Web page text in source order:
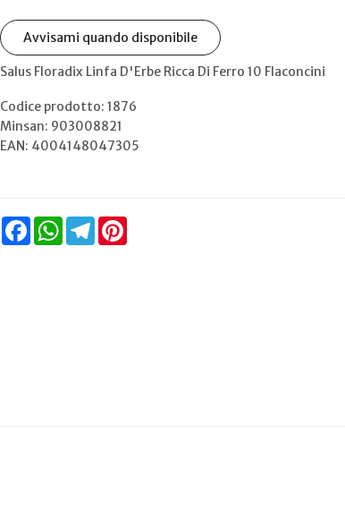
Avvisami quando disponibile
Salus Floradix Linfa D'Erbe Ricca Di Ferro 10 Flaconcini
Codice prodotto: 1876
Minsan: 903008821
EAN: 4004148047305
FacebookWhatsAppTelegram